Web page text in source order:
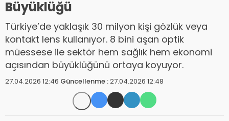
Büyüklüğü
Türkiye’de yaklaşık 30 milyon kişi gözlük veya
kontakt lens kullanıyor. 8 bini aşan optik
müessese ile sektör hem sağlık hem ekonomi
açısından büyüklüğünü ortaya koyuyor.
27.04.2026 12:46 Güncellenme :27.04.2026 12:48